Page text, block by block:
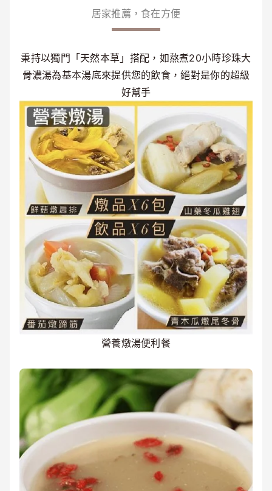
居家推薦，食在方便
秉持以獨門「天然本草」搭配，如熬煮20小時珍珠大
骨濃湯為基本湯底來提供您的飲食，絕對是你的超級
好幫手
營養燉湯便利餐